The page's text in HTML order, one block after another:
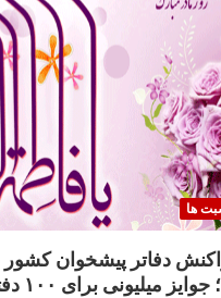
ها
دفاتر پیشخوان کشور
برای ۱۰۰ دفتر برتر